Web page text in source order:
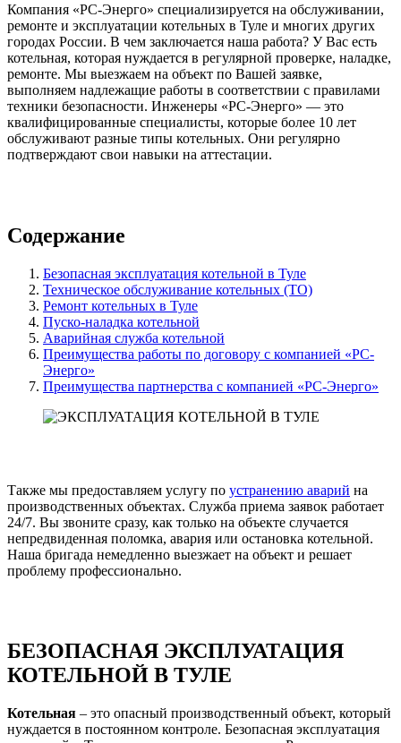
Компания «РС-Энерго» специализируется на обслуживании,
ремонте и эксплуатации котельных в Туле и многих других
городах России. В чем заключается наша работа? У Вас есть
котельная, которая нуждается в регулярной проверке, наладке,
ремонте. Мы выезжаем на объект по Вашей заявке,
выполняем надлежащие работы в соответствии с правилами
техники безопасности. Инженеры «РС-Энерго» — это
квалифицированные специалисты, которые более 10 лет
обслуживают разные типы котельных. Они регулярно
подтверждают свои навыки на аттестации.
Содержание
Безопасная эксплуатация котельной в Туле
Техническое обслуживание котельных (ТО)
Ремонт котельных в Туле
Пуско-наладка котельной
Аварийная служба котельной
Преимущества работы по договору с компанией «РС-
Энерго»
Преимущества партнерства с компанией «РС-Энерго»
Также мы предоставляем услугу по устранению аварий на
производственных объектах. Служба приема заявок работает
24/7. Вы звоните сразу, как только на объекте случается
непредвиденная поломка, авария или остановка котельной.
Наша бригада немедленно выезжает на объект и решает
проблему профессионально.
БЕЗОПАСНАЯ ЭКСПЛУАТАЦИЯ
КОТЕЛЬНОЙ В ТУЛЕ
Котельная – это опасный производственный объект, который
нуждается в постоянном контроле. Безопасная эксплуатация